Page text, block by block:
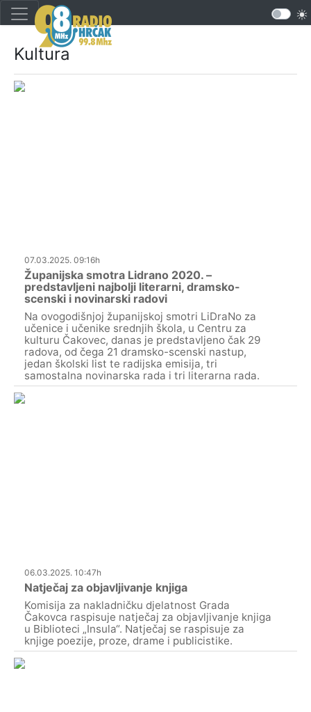
Kultura
07.03.2025. 09:16h
Županijska smotra Lidrano 2020. –
predstavljeni najbolji literarni, dramsko-
scenski i novinarski radovi
Na ovogodišnjoj županijskoj smotri LiDraNo za
učenice i učenike srednjih škola, u Centru za
kulturu Čakovec, danas je predstavljeno čak 29
radova, od čega 21 dramsko-scenski nastup,
jedan školski list te radijska emisija, tri
samostalna novinarska rada i tri literarna rada.
06.03.2025. 10:47h
Natječaj za objavljivanje knjiga
Komisija za nakladničku djelatnost Grada
Čakovca raspisuje natječaj za objavljivanje knjiga
u Biblioteci „Insula“. Natječaj se raspisuje za
knjige poezije, proze, drame i publicistike.